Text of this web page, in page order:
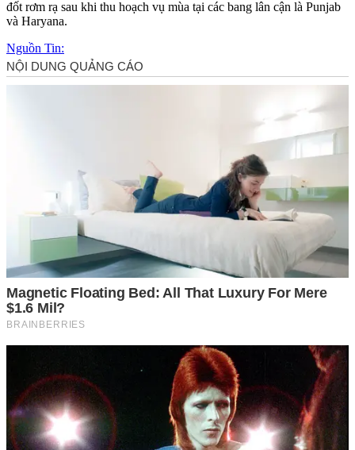
đốt rơm rạ sau khi thu hoạch vụ mùa tại các bang lân cận là Punjab
và Haryana.
Nguồn Tin: